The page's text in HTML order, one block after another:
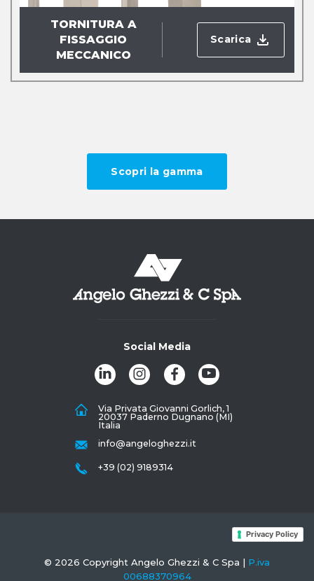
TORNITURA A
FISSAGGIO
MECCANICO
Scarica
Scopri la gamma
Social Media
Via Privata Giovanni Gorlich, 1
20037 Paderno Dugnano (MI)
Italia
info@angeloghezzi.it
+39 (02) 9189314
Privacy Policy
© 2026 Copyright Angelo Ghezzi & C Spa | P.iva
00688370964